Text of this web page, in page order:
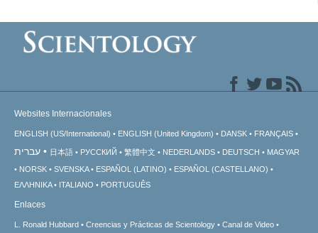
Websites Internacionales
ENGLISH (US/International) ENGLISH (United Kingdom) DANSK FRANÇAIS
עברית 日本語 РУССКИЙ 繁體中文 NEDERLANDS DEUTSCH
MAGYAR
NORSK
SVENSKA ESPAÑOL (LATINO)
ESPAÑOL (CASTELLANO)
ΕΛΛΗΝΙΚA
ITALIANO PORTUGUÊS
Enlaces
L. Ronald Hubbard Creencias y Prácticas de Scientology
Canal de Video